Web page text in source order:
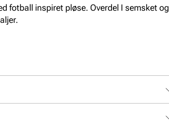
fotball inspiret pløse. Overdel I semsket og